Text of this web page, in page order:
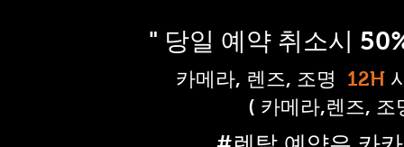
" 당일 예약 취소시
​카메라, 렌즈, 조명 12H
( 카메라,렌즈, 조